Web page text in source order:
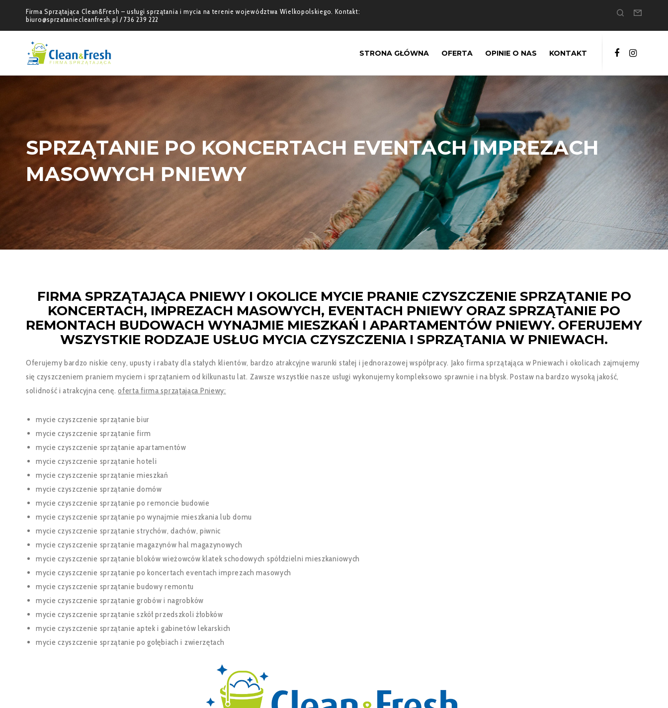
Firma Sprzątająca Clean&Fresh – usługi sprzątania i mycia na terenie województwa Wielkopolskiego. Kontakt:
biuro@sprzataniecleanfresh.pl / 736 239 222
STRONA GŁÓWNA OFERTA OPINIE O NAS KONTAKT
SPRZĄTANIE PO KONCERTACH EVENTACH IMPREZACH
MASOWYCH PNIEWY
FIRMA SPRZĄTAJĄCA PNIEWY I OKOLICE MYCIE PRANIE CZYSZCZENIE SPRZĄTANIE PO
KONCERTACH, IMPREZACH MASOWYCH, EVENTACH PNIEWY ORAZ SPRZĄTANIE PO
REMONTACH BUDOWACH WYNAJMIE MIESZKAŃ I APARTAMENTÓW PNIEWY. OFERUJEMY
WSZYSTKIE RODZAJE USŁUG MYCIA CZYSZCZENIA I SPRZĄTANIA W PNIEWACH.
Oferujemy bardzo niskie ceny, upusty i rabaty dla stałych klientów, bardzo atrakcyjne warunki stałej i jednorazowej współpracy. Jako firma sprzątająca w Pniewach i okolicach zajmujemy
się czyszczeniem praniem myciem i sprzątaniem od kilkunastu lat. Zawsze wszystkie nasze usługi wykonujemy kompleksowo sprawnie i na błysk. Postaw na bardzo wysoką jakość,
solidność i atrakcyjna cenę.oferta firma sprzątająca Pniewy:
mycie czyszczenie sprzątanie biur
mycie czyszczenie sprzątanie firm
mycie czyszczenie sprzątanie apartamentów
mycie czyszczenie sprzątanie hoteli
mycie czyszczenie sprzątanie mieszkań
mycie czyszczenie sprzątanie domów
mycie czyszczenie sprzątanie po remoncie budowie
mycie czyszczenie sprzątanie po wynajmie mieszkania lub domu
mycie czyszczenie sprzątanie strychów, dachów, piwnic
mycie czyszczenie sprzątanie magazynów hal magazynowych
mycie czyszczenie sprzątanie bloków wieżowców klatek schodowych spółdzielni mieszkaniowych
mycie czyszczenie sprzątanie po koncertach eventach imprezach masowych
mycie czyszczenie sprzątanie budowy remontu
mycie czyszczenie sprzątanie grobów i nagrobków
mycie czyszczenie sprzątanie szkół przedszkoli żłobków
mycie czyszczenie sprzątanie aptek i gabinetów lekarskich
mycie czyszczenie sprzątanie po gołębiach i zwierzętach